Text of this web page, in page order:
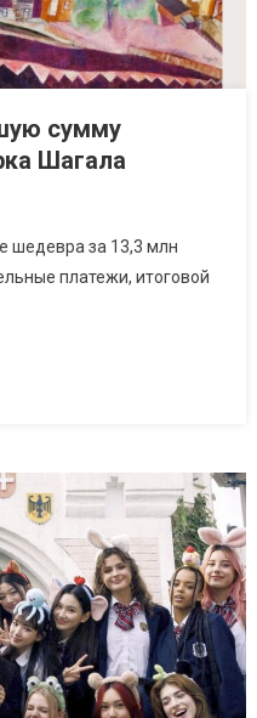
сумму
Шагала
шедевра за 13,3 млн
платежи, итоговой